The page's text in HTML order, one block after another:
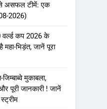
असफल टीमें: एक
2026)
कप 2026 के
भिड़ंत, जानें पूरा
मुकाबला,
पूरी जानकारी ! जानें
2026: 18.5 अरब
का पूरा
फ्रेंचाइजी के पीछे